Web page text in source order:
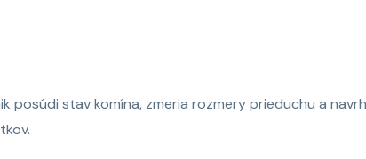
stav komína, zmeria rozmery prieduchu a